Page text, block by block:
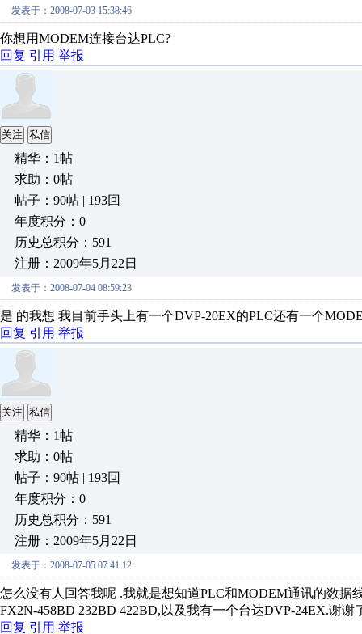
发表于：2008-07-03 15:38:46
你想用MODEM连接台达PLC?
回复 引用 举报
关注 私信
精华：1帖
求助：0帖
帖子：90帖 | 193回
年度积分：0
历史总积分：591
注册：2009年5月22日
发表于：2008-07-04 08:59:23
是 的我想 我目前手头上有一个DVP-20EX的PLC还有一个
回复 引用 举报
关注 私信
精华：1帖
求助：0帖
帖子：90帖 | 193回
年度积分：0
历史总积分：591
注册：2009年5月22日
发表于：2008-07-05 07:41:12
怎么没有人回答我呢 .我就是想知道PLC和MODEM通讯的数
FX2N-458BD 232BD 422BD,以及我有一个台达DVP-24EX.谢谢
回复 引用 举报